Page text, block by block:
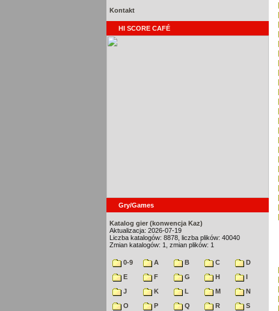
Kontakt
HI SCORE CAFÉ
Gry/Games
Katalog gier (konwencja Kaz)
Aktualizacja: 2026-07-19
Liczba katalogów: 8878, liczba plików: 40040
Zmian katalogów: 1, zmian plików: 1
0-9 A B C
D
E
F G H
I
J
K L M
N
O
P Q R
S